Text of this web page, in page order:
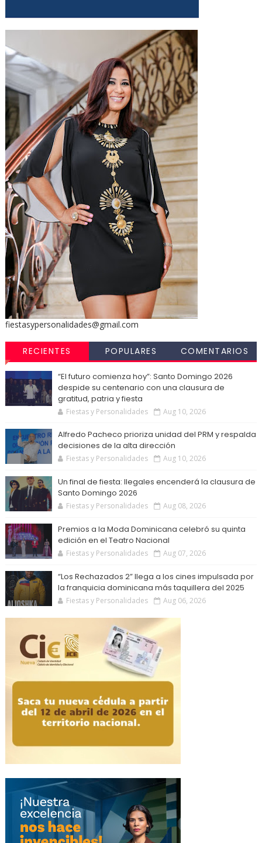
fiestasypersonalidades@gmail.com
RECIENTES POPULARES COMENTARIOS
“El futuro comienza hoy”: Santo Domingo 2026
despide su centenario con una clausura de
gratitud, patria y fiesta
Fiestas y Personalidades Aug 10, 2026
Alfredo Pacheco prioriza unidad del PRM y respalda
decisiones de la alta dirección
Fiestas y Personalidades Aug 10, 2026
Un final de fiesta: Ilegales encenderá la clausura de
Santo Domingo 2026
Fiestas y Personalidades Aug 08, 2026
Premios a la Moda Dominicana celebró su quinta
edición en el Teatro Nacional
Fiestas y Personalidades Aug 07, 2026
“Los Rechazados 2” llega a los cines impulsada por
la franquicia dominicana más taquillera del 2025
Fiestas y Personalidades Aug 06, 2026